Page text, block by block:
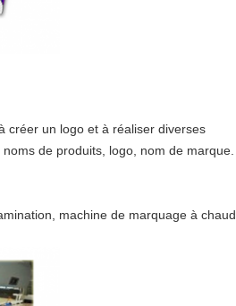
créer un logo et à réaliser diverses
de produits, logo, nom de marque.
machine de marquage à chaud.